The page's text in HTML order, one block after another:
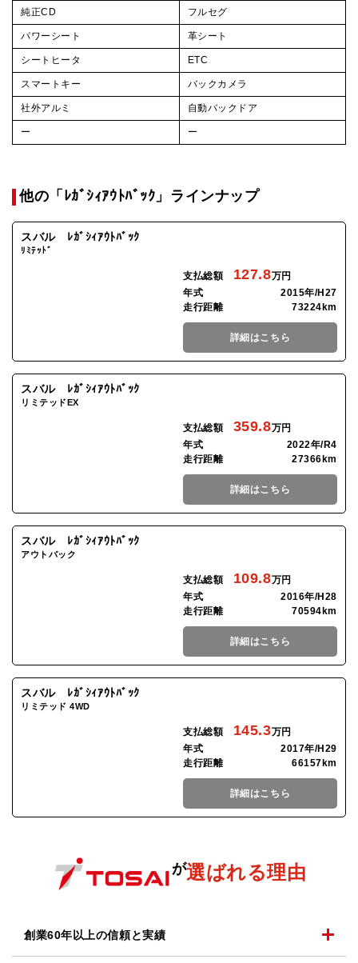
純正CD フルセグ
パワーシート 革シート
シートヒータ ETC
スマートキー バックカメラ
社外アルミ 自動バックドア
ー ー
他の「ﾚｶﾞｼｨｱｳﾄﾊﾞｯｸ」ラインナップ
スバル ﾚｶﾞｼｨｱｳﾄﾊﾞｯｸ
ﾘﾐﾃｯﾄﾞ
支払総額 127.8万円
年式
2015年/H27
走行距離
73224km
詳細はこちら
スバル ﾚｶﾞｼｨｱｳﾄﾊﾞｯｸ
リミテッドEX
支払総額 359.8万円
年式
2022年/R4
走行距離
27366km
詳細はこちら
スバル ﾚｶﾞｼｨｱｳﾄﾊﾞｯｸ
アウトバック
支払総額 109.8万円
年式
2016年/H28
走行距離
70594km
詳細はこちら
スバル ﾚｶﾞｼｨｱｳﾄﾊﾞｯｸ
リミテッド 4WD
支払総額 145.3万円
年式
2017年/H29
走行距離
66157km
詳細はこちら
が選ばれる理由
創業60年以上の信頼と実績